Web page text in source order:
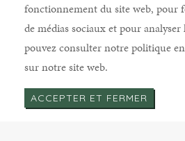
fonctionnement du site web, pour
de médias sociaux et pour analyser
pouvez consulter notre politique
sur notre site web.
ACCEPTER ET FERMER
cookies|Politique de